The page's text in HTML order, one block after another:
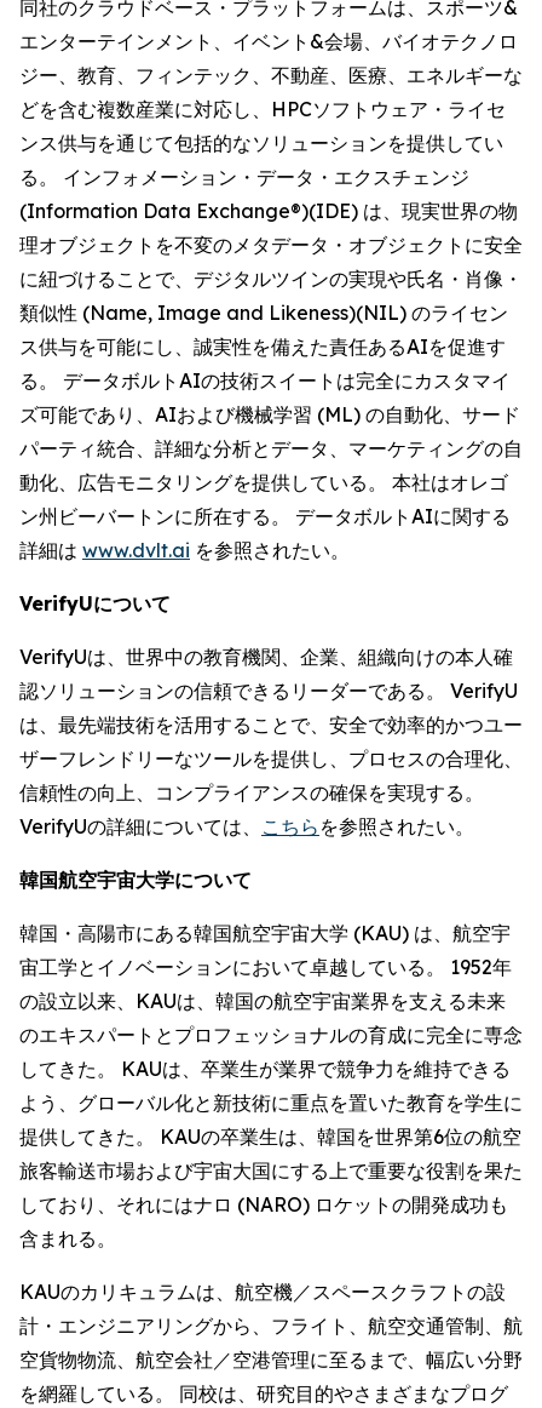
同社のクラウドベース・プラットフォームは、スポーツ&
エンターテインメント、イベント&会場、バイオテクノロ
ジー、教育、フィンテック、不動産、医療、エネルギーな
どを含む複数産業に対応し、HPCソフトウェア・ライセ
ンス供与を通じて包括的なソリューションを提供してい
る。 インフォメーション・データ・エクスチェンジ
(Information Data Exchange®)(IDE) は、現実世界の物
理オブジェクトを不変のメタデータ・オブジェクトに安全
に紐づけることで、デジタルツインの実現や氏名・肖像・
類似性 (Name, Image and Likeness)(NIL) のライセン
ス供与を可能にし、誠実性を備えた責任あるAIを促進す
る。 データボルトAIの技術スイートは完全にカスタマイ
ズ可能であり、AIおよび機械学習 (ML) の自動化、サード
パーティ統合、詳細な分析とデータ、マーケティングの自
動化、広告モニタリングを提供している。 本社はオレゴ
ン州ビーバートンに所在する。 データボルトAIに関する
詳細は www.dvlt.ai を参照されたい。
VerifyUについて
VerifyUは、世界中の教育機関、企業、組織向けの本人確
認ソリューションの信頼できるリーダーである。 VerifyU
は、最先端技術を活用することで、安全で効率的かつユー
ザーフレンドリーなツールを提供し、プロセスの合理化、
信頼性の向上、コンプライアンスの確保を実現する。
VerifyUの詳細については、 こちら を参照されたい。
韓国航空宇宙大学について
韓国・高陽市にある韓国航空宇宙大学 (KAU) は、航空宇
宙工学とイノベーションにおいて卓越している。 1952年
の設立以来、KAUは、韓国の航空宇宙業界を支える未来
のエキスパートとプロフェッショナルの育成に完全に専念
してきた。 KAUは、卒業生が業界で競争力を維持できる
よう、グローバル化と新技術に重点を置いた教育を学生に
提供してきた。 KAUの卒業生は、韓国を世界第6位の航空
旅客輸送市場および宇宙大国にする上で重要な役割を果た
しており、それにはナロ (NARO) ロケットの開発成功も
含まれる。
KAUのカリキュラムは、航空機／スペースクラフトの設
計・エンジニアリングから、フライト、航空交通管制、航
空貨物物流、航空会社／空港管理に至るまで、幅広い分野
を網羅している。 同校は、研究目的やさまざまなプログ